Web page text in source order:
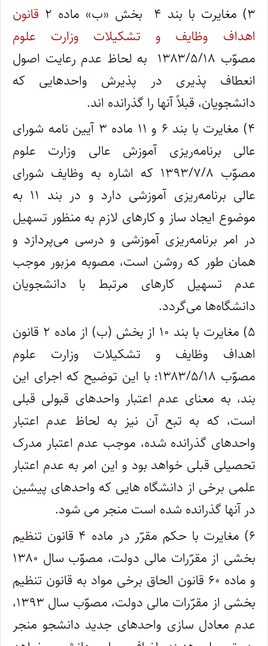
۳) مغایرت با بند ۴ بخش «ب» ماده ۲
قانون
اهداف وظایف و تشکیلات وزارت علوم
مصوّب ۱۳۸۳/۵/۱۸ به لحاظ عدم رعایت اصول
انعطاف پذیری در پذیرش واحدهایی که
دانشجویان، قبلاً آنها را گذرانده اند.
۴) مغایرت با بند ۶ و ۱۱ ماده ۳ آیین نامه شورای
عالی برنامه‌ریزی آموزش عالی وزارت علوم
مصوّب ۱۳۹۳/۷/۸ که اشاره به وظایف شورای
عالی برنامه‌ریزی آموزشی دارد و در بند ۱۱ به
موضوع ایجاد ساز و کارهای لازم به منظور تسهیل
در امر برنامه‌ریزی آموزشی و درسی می‌پردازد و
همان طور که روشن است، مصوبه مزبور موجب
عدم تسهیل کارهای مرتبط با دانشجویان
دانشگاه‌ها می‌گردد.
۵) مغایرت با بند ۱۰ از بخش (ب) از ماده ۲ قانون
اهداف وظایف و تشکیلات وزارت علوم
مصوّب ۱۳۸۳/۵/۱۸؛ با این توضیح که اجرای این
بند، به معنای عدم اعتبار واحدهای قبولی قبلی
است، که به تبع آن نیز به لحاظ عدم اعتبار
واحدهای گذرانده شده، موجب عدم اعتبار مدرک
تحصیلی قبلی خواهد بود و این امر به عدم اعتبار
علمی برخی از دانشگاه هایی که واحدهای پیشین
در آنها گذرانده شده است منجر می شود.
۶) مغایرت با حکم مقرّر در ماده ۴ قانون تنظیم
بخشی از مقرّرات مالی دولت، مصوّب سال ۱۳۸۰
و ماده ۶۰ قانون الحاق برخی مواد به قانون تنظیم
بخشی از مقرّرات مالی دولت، مصوّب سال ۱۳۹۳،
عدم معادل سازی واحدهای جدید دانشجو منجر